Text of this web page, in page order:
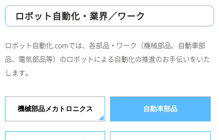
ロボット自動化・業界／ワーク
ロボット自動化.comでは、各部品・ワーク（機械部品、自動車部
品、電気部品等）のロボットによる自動化の推進のお手伝いをいた
します。
機械部品メカトロニクス 自動車部品